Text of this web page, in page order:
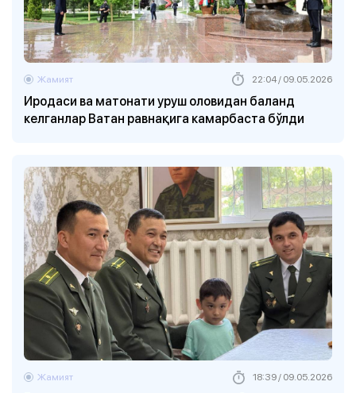
Иродаси ва матонати уруш оловидан баланд
келганлар Ватан равнақига камарбаста бўлди
Жамият 22:04 / 09.05.2026
Жамият 18:39 / 09.05.2026